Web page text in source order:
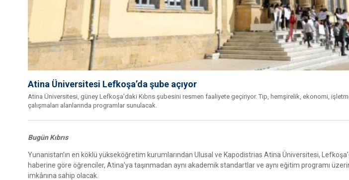
Atina Üniversitesi Lefkoşa’da şube açıyor
Atina Üniversitesi, güney Lefkoşa’daki Kıbrıs şubesini resmen faaliyete geçiriyor. Tıp, hemşirelik, ekonomi,
çalışmaları alanlarında programlar sunulacak.
Bugün Kıbrıs
Yunanistan’ın en köklü yükseköğretim kurumlarından Ulusal ve Kapodistrias Atina Üniversitesi,
haberine göre öğrenciler, Atina’ya taşınmadan aynı akademik standartlar ve aynı eğitim programı
imkânına sahip olacak.